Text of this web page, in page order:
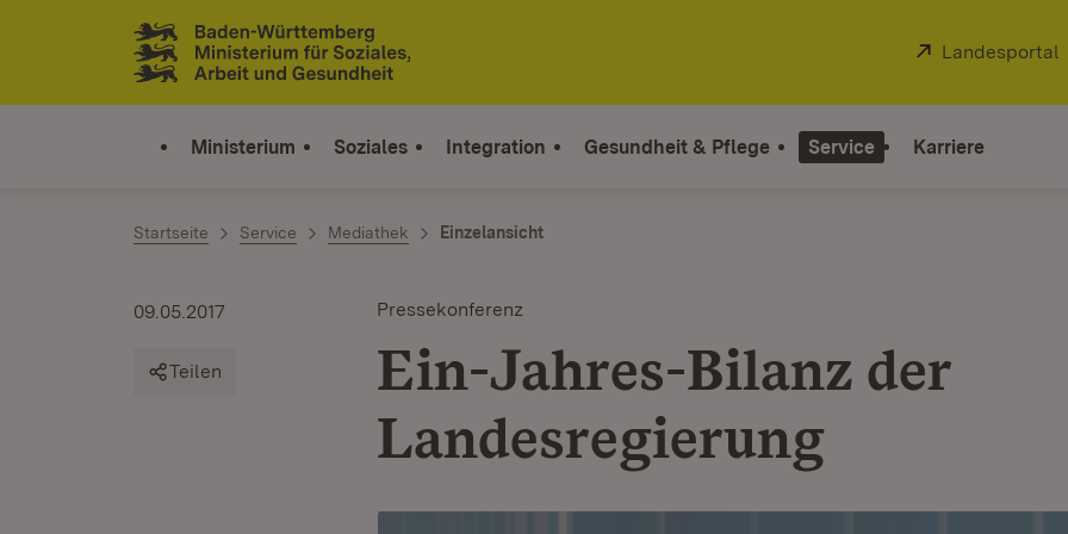
Zum Inhalt springen
Link zur Startseite
Extern:
Landesportal
Ministerium Soziales Integration Gesundheit & Pflege Service Karriere
Startseite Service Mediathek Einzelansicht
Pressekonferenz
Ein-Jahres-Bilanz der
Landesregierung
09.05.2017
Teilen